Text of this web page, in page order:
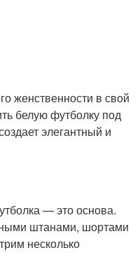
женственности в свой
белую футболку под
элегантный и
— это основа.
штанами, шортами
несколько